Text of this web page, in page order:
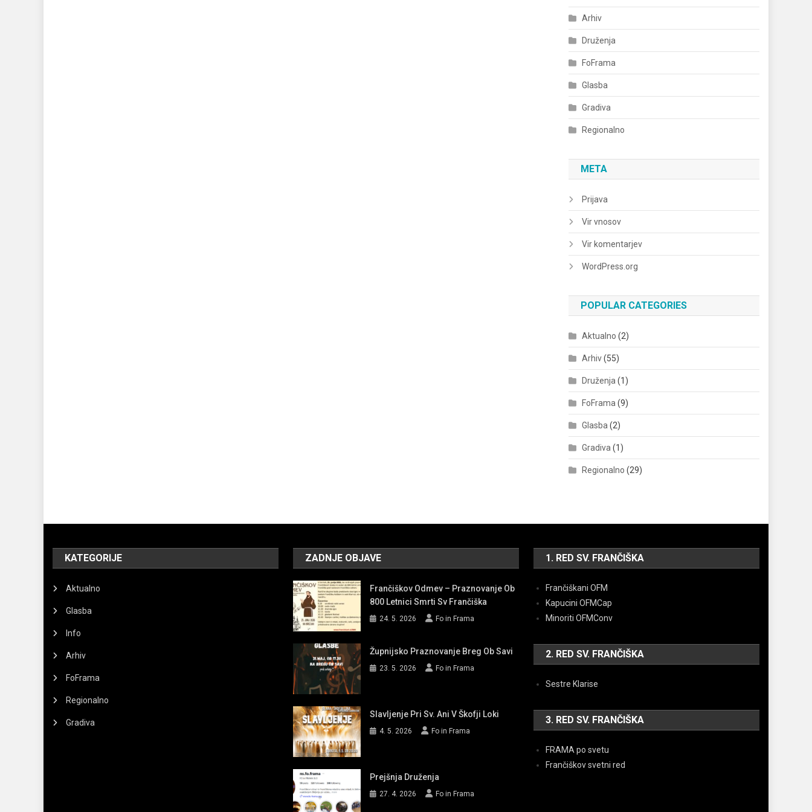
Arhiv
Druženja
FoFrama
Glasba
Gradiva
Regionalno
META
Prijava
Vir vnosov
Vir komentarjev
WordPress.org
POPULAR CATEGORIES
Aktualno (2)
Arhiv(55)
Druženja (1)
FoFrama (9)
Glasba (2)
Gradiva (1)
Regionalno (29)
KATEGORIJE
Aktualno
Glasba
Info
Arhiv
FoFrama
Regionalno
Gradiva
ZADNJE OBJAVE
Frančiškov Odmev – Praznovanje Ob
800 Letnici Smrti Sv Frančiška
24. 5. 2026 Fo in Frama
Župnijsko Praznovanje Breg Ob Savi
23. 5. 2026 Fo in Frama
Slavljenje Pri Sv. Ani V Škofji Loki
4. 5. 2026 Fo in Frama
Prejšnja Druženja
27. 4. 2026 Fo in Frama
1. RED SV. FRANČIŠKA
Frančiškani OFM
Kapucini OFMCap
Minoriti OFMConv
2. RED SV. FRANČIŠKA
Sestre Klarise
3. RED SV. FRANČIŠKA
FRAMA po svetu
Frančiškov svetni red